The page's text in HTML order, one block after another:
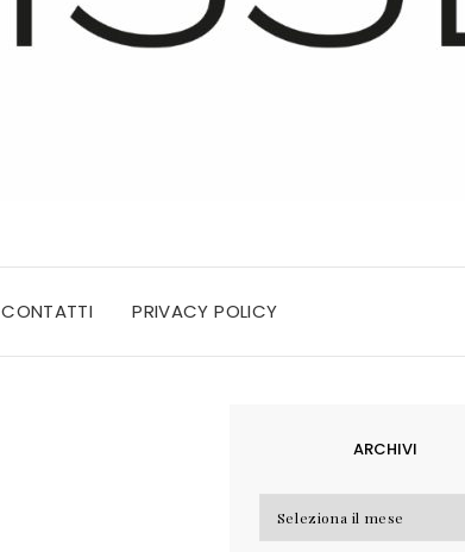
CONTATTI PRIVACY POLICY
ARCHIVI
Archivi